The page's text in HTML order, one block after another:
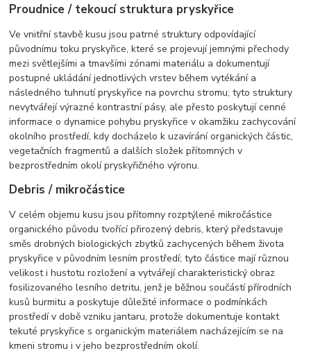
Proudnice / tekoucí struktura pryskyřice
Ve vnitřní stavbě kusu jsou patrné struktury odpovídající
původnímu toku pryskyřice, které se projevují jemnými přechody
mezi světlejšími a tmavšími zónami materiálu a dokumentují
postupné ukládání jednotlivých vrstev během vytékání a
následného tuhnutí pryskyřice na povrchu stromu; tyto struktury
nevytvářejí výrazné kontrastní pásy, ale přesto poskytují cenné
informace o dynamice pohybu pryskyřice v okamžiku zachycování
okolního prostředí, kdy docházelo k uzavírání organických částic,
vegetačních fragmentů a dalších složek přítomných v
bezprostředním okolí pryskyřičného výronu.
Debris / mikročástice
V celém objemu kusu jsou přítomny rozptýlené mikročástice
organického původu tvořící přirozený debris, který představuje
směs drobných biologických zbytků zachycených během života
pryskyřice v původním lesním prostředí; tyto částice mají různou
velikost i hustotu rozložení a vytvářejí charakteristický obraz
fosilizovaného lesního detritu, jenž je běžnou součástí přírodních
kusů burmitu a poskytuje důležité informace o podmínkách
prostředí v době vzniku jantaru, protože dokumentuje kontakt
tekuté pryskyřice s organickým materiálem nacházejícím se na
kmeni stromu i v jeho bezprostředním okolí.